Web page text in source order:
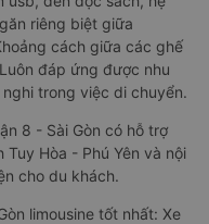
riêng biệt giữa
cách giữa các ghế
đáp ứng được nhu
trong việc di chuyển.
8 - Sài Gòn có hỗ trợ
Hòa - Phú Yên và nội
cho du khách.
limousine tốt nhất: Xe